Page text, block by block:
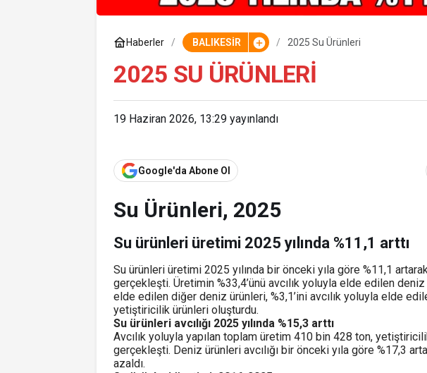
Haberler BALIKESİR 2025 Su Ürünleri
2025 SU ÜRÜNLERI
19 Haziran 2026, 13:29 yayınlandı
Google'da Abone Ol
Su Ürünleri, 2025
Su ürünleri üretimi 2025 yılında %11,1 arttı
Su ürünleri üretimi 2025 yılında bir önceki yıla göre %11,1
gerçekleşti. Üretimin %33,4’ünü avcılık yoluyla elde edilen deniz
elde edilen diğer deniz ürünleri, %3,1’ini avcılık yoluyla elde
yetiştiricilik ürünleri oluşturdu.
Su ürünleri avcılığı 2025 yılında %15,3 arttı
Avcılık yoluyla yapılan toplam üretim 410 bin 428 ton,
gerçekleşti. Deniz ürünleri avcılığı bir önceki yıla göre %17,3
azaldı.